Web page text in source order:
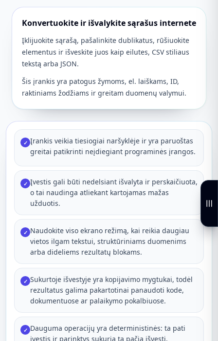
Konvertuokite ir išvalykite sąrašus internete
Įklijuokite sąrašą, pašalinkite dublikatus, rūšiuokite
elementus ir išveskite juos kaip eilutes, CSV stiliaus
tekstą arba JSON.
Šis įrankis yra patogus žymoms, el. laiškams, ID,
raktiniams žodžiams ir greitam duomenų valymui.
✓ Įrankis veikia tiesiogiai naršyklėje ir yra paruoštas
greitai patikrinti neįdiegiant programinės įrangos.
✓ Įvestis gali būti nedelsiant išvalyta ir perskaičiuota,
o tai naudinga atliekant kartojamas mažas
užduotis.
✓ Naudokite viso ekrano režimą, kai reikia daugiau
vietos ilgam tekstui, struktūriniams duomenims
arba dideliems rezultatų blokams.
✓ Sukurtoje išvestyje yra kopijavimo mygtukai, todėl
rezultatus galima pakartotinai panaudoti kode,
dokumentuose ar palaikymo pokalbiuose.
✓ Dauguma operacijų yra deterministinės: ta pati
įvestis ir parinktys sukuria tą pačią išvestį.